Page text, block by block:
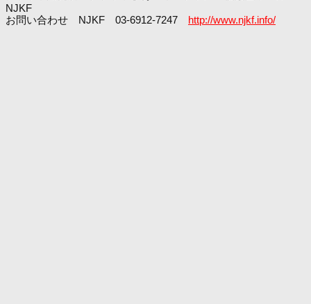
NJKF
お問い合わせ NJKF 03-6912-7247 http://www.njkf.info/